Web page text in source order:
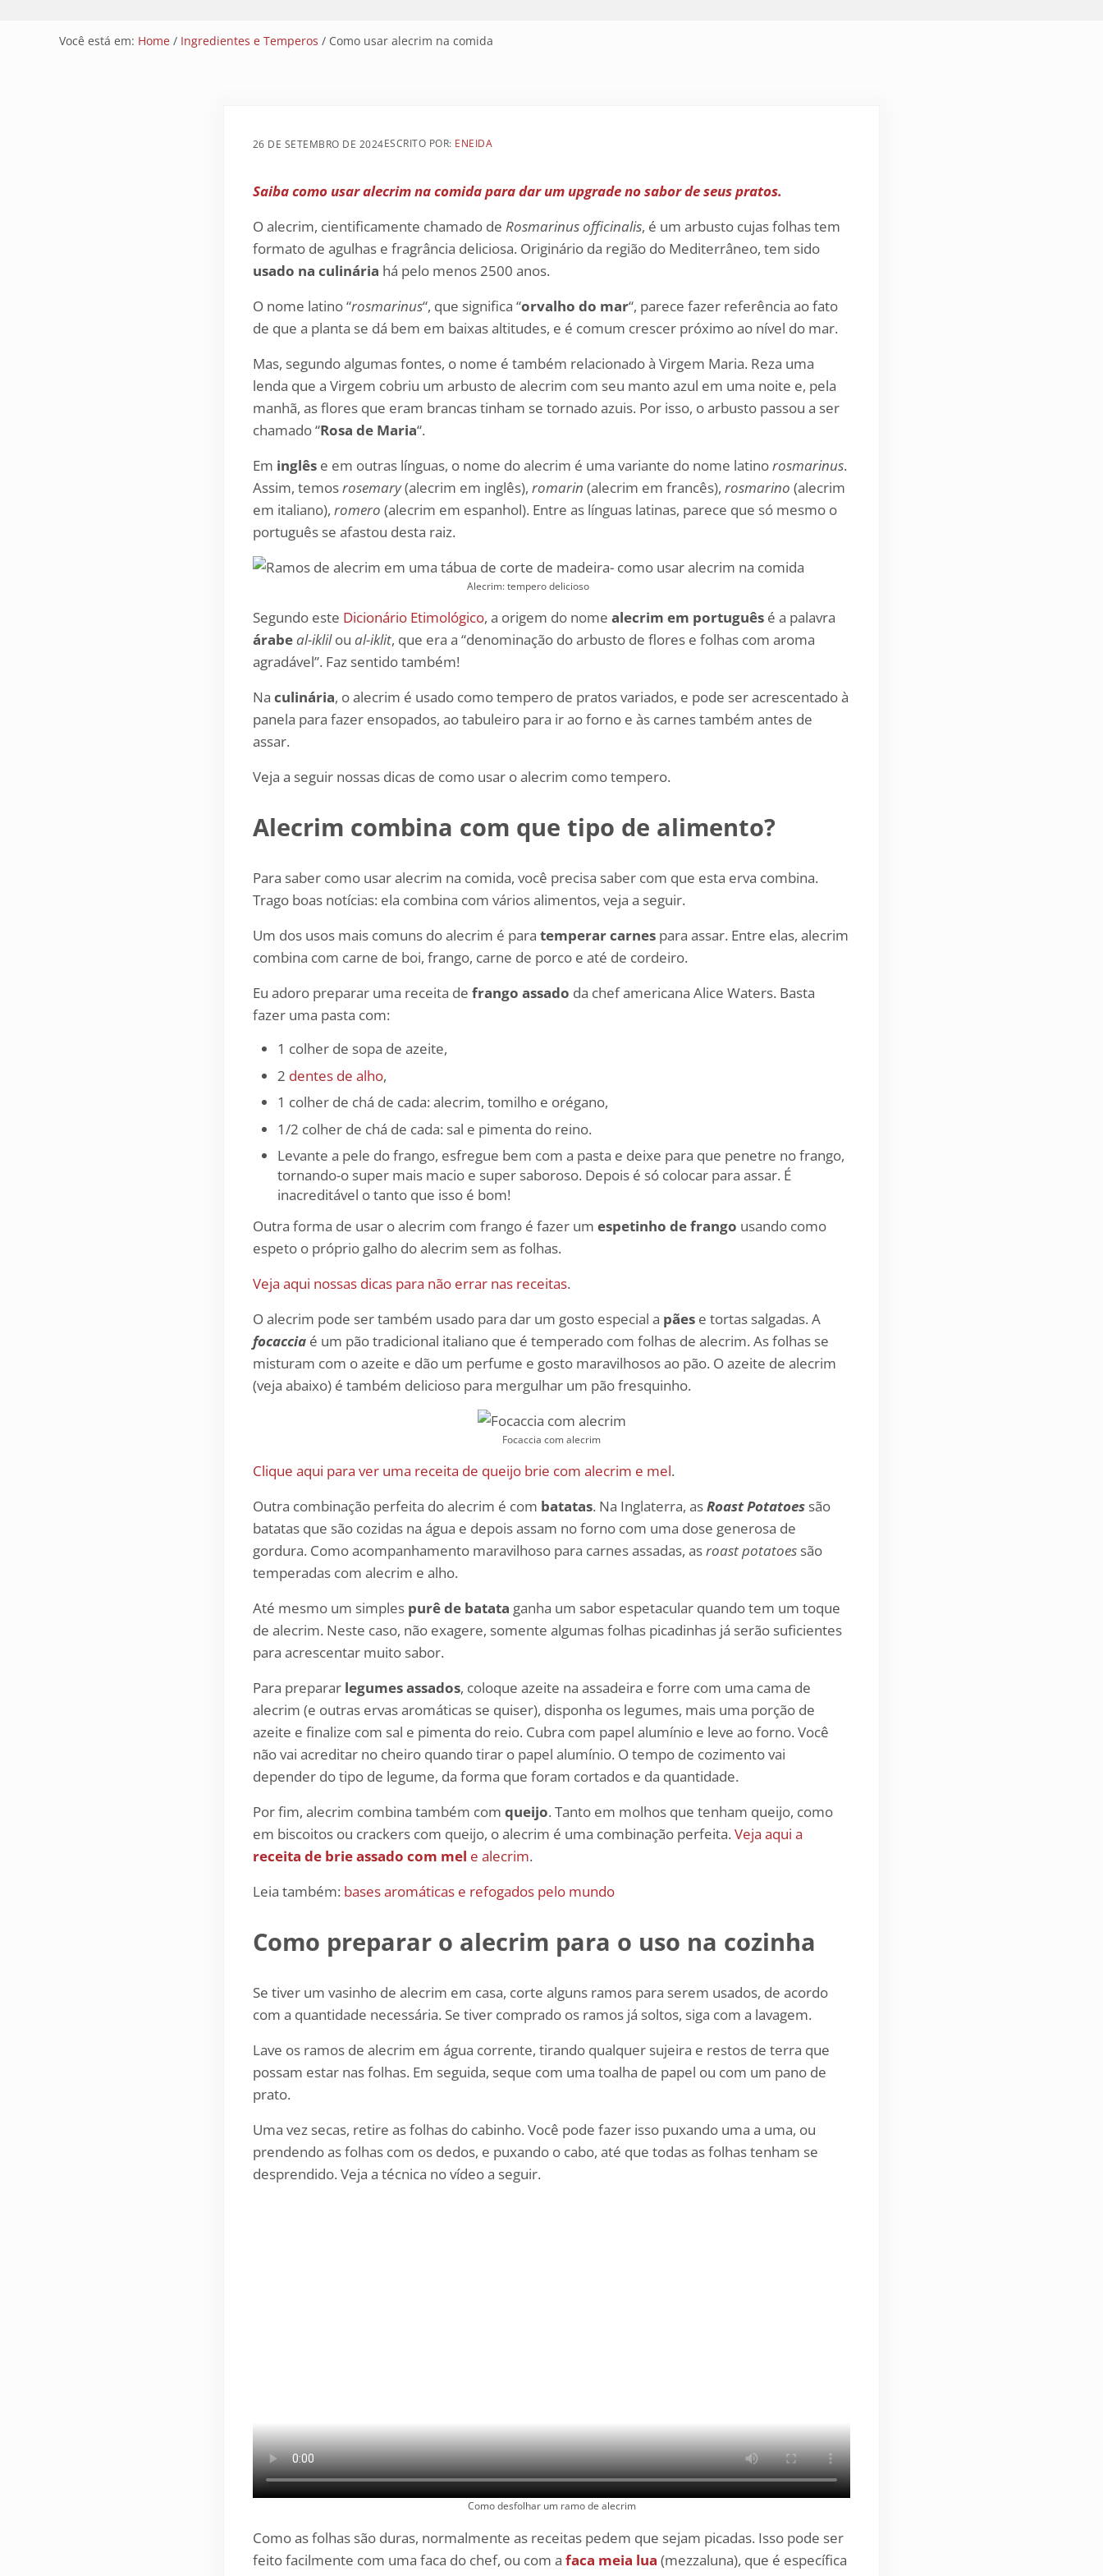
Você está em: Home / Ingredientes e Temperos / Como usar alecrim na comida
26 DE SETEMBRO DE 2024ESCRITO POR: ENEIDA
Saiba como usar alecrim na comida para dar um upgrade no sabor de seus pratos.
O alecrim, cientificamente chamado de Rosmarinus officinalis, é um arbusto cujas folhas tem
formato de agulhas e fragrância deliciosa. Originário da região do Mediterrâneo, tem sido
usado na culinária há pelo menos 2500 anos.
O nome latino “rosmarinus“, que significa “orvalho do mar“, parece fazer referência ao fato
de que a planta se dá bem em baixas altitudes, e é comum crescer próximo ao nível do mar.
Mas, segundo algumas fontes, o nome é também relacionado à Virgem Maria. Reza uma
lenda que a Virgem cobriu um arbusto de alecrim com seu manto azul em uma noite e, pela
manhã, as flores que eram brancas tinham se tornado azuis. Por isso, o arbusto passou a ser
chamado “Rosa de Maria“.
Em inglêse em outras línguas, o nome do alecrim é uma variante do nome latinorosmarinus.
Assim, temosrosemary(alecrim em inglês), romarin (alecrim em francês), rosmarino (alecrim
em italiano), romero (alecrim em espanhol). Entre as línguas latinas, parece que só mesmo o
português se afastou desta raiz.
Alecrim: tempero delicioso
Segundo este Dicionário Etimológico, a origem do nome alecrim em portuguêsé a palavra
árabe al-iklilou al-iklit, que era a “denominação do arbusto de flores e folhas com aroma
agradável”. Faz sentido também!
Na culinária, o alecrim é usado como tempero de pratos variados, e pode ser acrescentado à
panela para fazer ensopados, ao tabuleiro para ir ao forno e às carnes também antes de
assar.
Veja a seguir nossas dicas de como usar o alecrim como tempero.
Alecrim combina com que tipo de alimento?
Para saber como usar alecrim na comida, você precisa saber com que esta erva combina.
Trago boas notícias: ela combina com vários alimentos, veja a seguir.
Um dos usos mais comuns do alecrim é para temperar carnespara assar. Entre elas, alecrim
combina com carne de boi, frango, carne de porco e até de cordeiro.
Eu adoro preparar uma receita de frango assado da chef americana Alice Waters. Basta
fazer uma pasta com:
1 colher de sopa de azeite,
2 dentes de alho,
1 colher de chá de cada: alecrim, tomilho e orégano,
1/2 colher de chá de cada: sal e pimenta do reino.
Levante a pele do frango, esfregue bem com a pasta e deixe para que penetre no frango,
tornando-o super mais macio e super saboroso. Depois é só colocar para assar. É
inacreditável o tanto que isso é bom!
Outra forma de usar o alecrim com frango é fazer um espetinho de frango usando como
espeto o próprio galho do alecrim sem as folhas.
Veja aqui nossas dicas para não errar nas receitas.
O alecrim pode ser também usado para dar um gosto especial a pãese tortas salgadas. A
focacciaé um pão tradicional italiano que é temperado com folhas de alecrim. As folhas se
misturam com o azeite e dão um perfume e gosto maravilhosos ao pão. O azeite de alecrim
(veja abaixo) é também delicioso para mergulhar um pão fresquinho.
Focaccia com alecrim
Clique aqui para ver uma receita de queijo brie com alecrim e mel.
Outra combinação perfeita do alecrim é com batatas. Na Inglaterra, asRoast Potatoessão
batatas que são cozidas na água e depois assam no forno com uma dose generosa de
gordura. Como acompanhamento maravilhoso para carnes assadas, asroast potatoessão
temperadas com alecrim e alho.
Até mesmo um simples purê de batata ganha um sabor espetacular quando tem um toque
de alecrim. Neste caso, não exagere, somente algumas folhas picadinhas já serão suficientes
para acrescentar muito sabor.
Para preparar legumes assados, coloque azeite na assadeira e forre com uma cama de
alecrim (e outras ervas aromáticas se quiser), disponha os legumes, mais uma porção de
azeite e finalize com sal e pimenta do reio. Cubra com papel alumínio e leve ao forno. Você
não vai acreditar no cheiro quando tirar o papel alumínio. O tempo de cozimento vai
depender do tipo de legume, da forma que foram cortados e da quantidade.
Por fim, alecrim combina também com queijo. Tanto em molhos que tenham queijo, como
em biscoitos ou crackers com queijo, o alecrim é uma combinação perfeita. Veja aqui a
receita de brie assado com mel e alecrim.
Leia também: bases aromáticas e refogados pelo mundo
Como preparar o alecrim para o uso na cozinha
Se tiver um vasinho de alecrim em casa, corte alguns ramos para serem usados, de acordo
com a quantidade necessária. Se tiver comprado os ramos já soltos, siga com a lavagem.
Lave os ramos de alecrim em água corrente, tirando qualquer sujeira e restos de terra que
possam estar nas folhas. Em seguida, seque com uma toalha de papel ou com um pano de
prato.
Uma vez secas, retire as folhas do cabinho. Você pode fazer isso puxando uma a uma, ou
prendendo as folhas com os dedos, e puxando o cabo, até que todas as folhas tenham se
desprendido. Veja a técnica no vídeo a seguir.
Como desfolhar um ramo de alecrim
Como as folhas são duras, normalmente as receitas pedem que sejam picadas. Isso pode ser
feito facilmente com uma faca do chef, ou com a faca meia lua (mezzaluna), que é específica